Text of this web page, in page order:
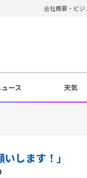
会社概要・ビジ
ース 天気
します！」